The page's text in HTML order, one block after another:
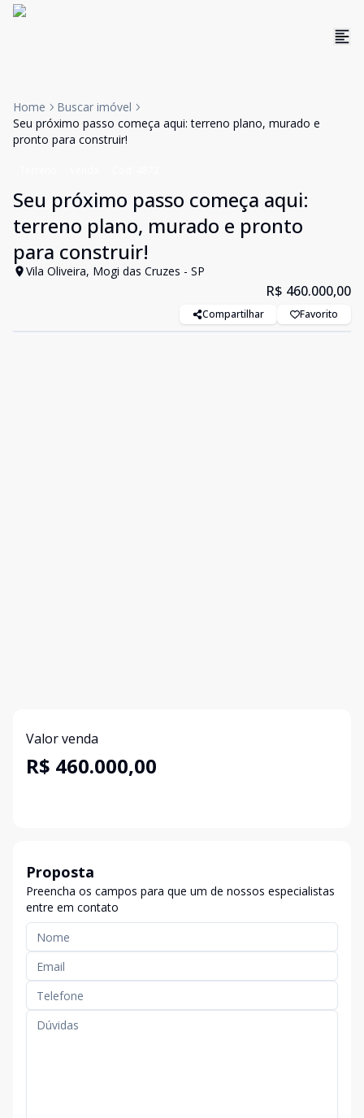
Home
Buscar imóvel
Seu próximo passo começa aqui: terreno plano, murado e
pronto para construir!
Seu próximo passo começa aqui:
terreno plano, murado e pronto
para construir!
Vila Oliveira, Mogi das Cruzes - SP
R$ 460.000,00
Compartilhar Favorito
Valor venda
R$ 460.000,00
Proposta
Preencha os campos para que um de nossos especialistas
entre em contato